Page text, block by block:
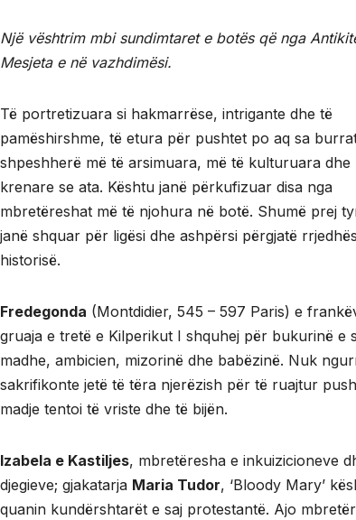
Një vështrim mbi sundimtaret e botës që nga
Mesjeta e në vazhdimësi.
Të portretizuara si hakmarrëse, intrigante dhe të
pamëshirshme, të etura për pushtet po aq sa
shpeshherë më të arsimuara, më të kulturuara dhe
krenare se ata. Kështu janë përkufizuar disa nga
mbretëreshat më të njohura në botë. Shumë prej
janë shquar për ligësi dhe ashpërsi përgjatë
historisë.
Fredegonda (Montdidier, 545 – 597 Paris) e
gruaja e tretë e Kilperikut I shquhej për bukurinë e
madhe, ambicien, mizorinë dhe babëzinë. Nuk
sakrifikonte jetë të tëra njerëzish për të ruajtur
madje tentoi të vriste dhe të bijën.
Izabela e Kastiljes, mbretëresha e inkuizicioneve
djegieve; gjakatarja Maria Tudor, ‘Bloody Mary’
quanin kundërshtarët e saj protestantë. Ajo